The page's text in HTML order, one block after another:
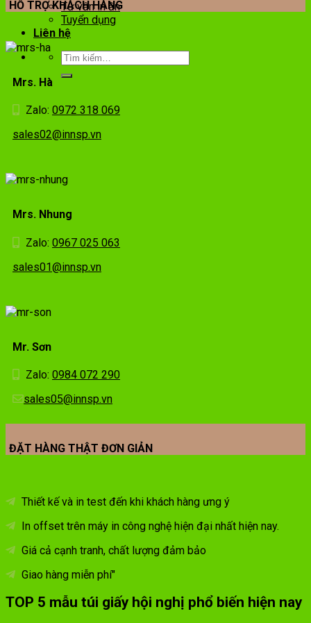
Tư vấn in ấn
Tuyển dụng
Liên hệ
HỖ TRỢ KHÁCH HÀNG
Mrs. Hà
Zalo: 0972 318 069
sales02@innsp.vn
Mrs. Nhung
Zalo: 0967 025 063
sales01@innsp.vn
Mr. Sơn
Zalo: 0984 072 290
sales05@innsp.vn
ĐẶT HÀNG THẬT ĐƠN GIẢN
Thiết kế và in test đến khi khách hàng ưng ý
In offset trên máy in công nghệ hiện đại nhất hiện nay.
Giá cả cạnh tranh, chất lượng đảm bảo
Giao hàng miễn phí"
TOP 5 mẫu túi giấy hội nghị phổ biến hiện nay